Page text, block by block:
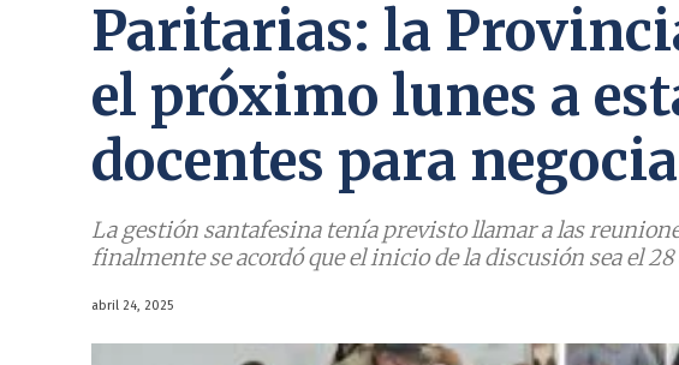
Paritarias: la
el próximo lunes a
docentes para
La gestión santafesina tenía previsto llamar a las
finalmente se acordó que el inicio de la discusión sea el
abril 24, 2025